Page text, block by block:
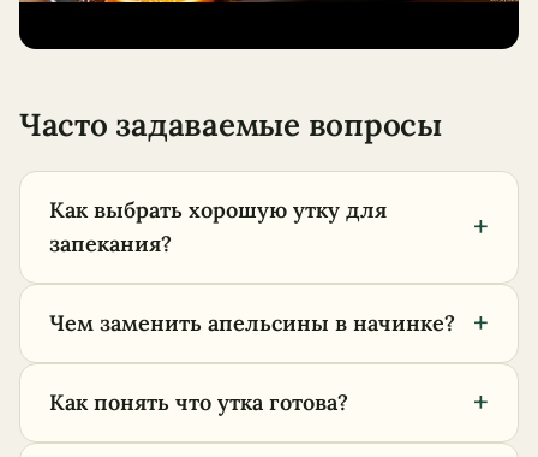
Часто задаваемые вопросы
Как выбрать хорошую утку для
запекания?
+
Чем заменить апельсины в начинке? +
Как понять что утка готова? +